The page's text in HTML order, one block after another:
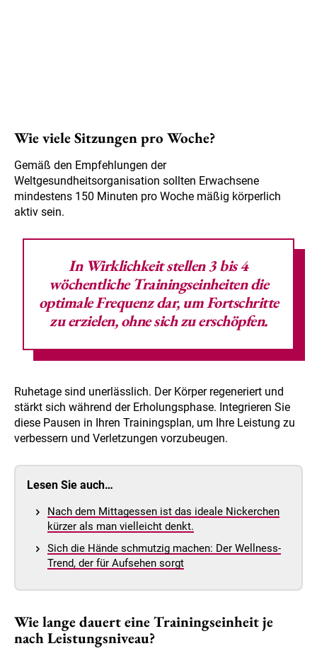
Wie viele Sitzungen pro Woche?
Gemäß den Empfehlungen der
Weltgesundheitsorganisation sollten Erwachsene
mindestens 150 Minuten pro Woche mäßig körperlich
aktiv sein.
In Wirklichkeit stellen3 bis 4
wöchentliche Trainingseinheitendie
optimale Frequenz dar, um Fortschritte
zu erzielen, ohne sich zu erschöpfen.
Ruhetage sind unerlässlich. Der Körper regeneriert und
stärkt sich während der Erholungsphase. Integrieren Sie
diese Pausen in Ihren Trainingsplan, um Ihre Leistung zu
verbessern und Verletzungen vorzubeugen.
Lesen Sie auch…
Nach dem Mittagessen ist das ideale Nickerchen
kürzer als man vielleicht denkt.
Sich die Hände schmutzig machen: Der Wellness-
Trend, der für Aufsehen sorgt
Wie lange dauert eine Trainingseinheit je
nach Leistungsniveau?